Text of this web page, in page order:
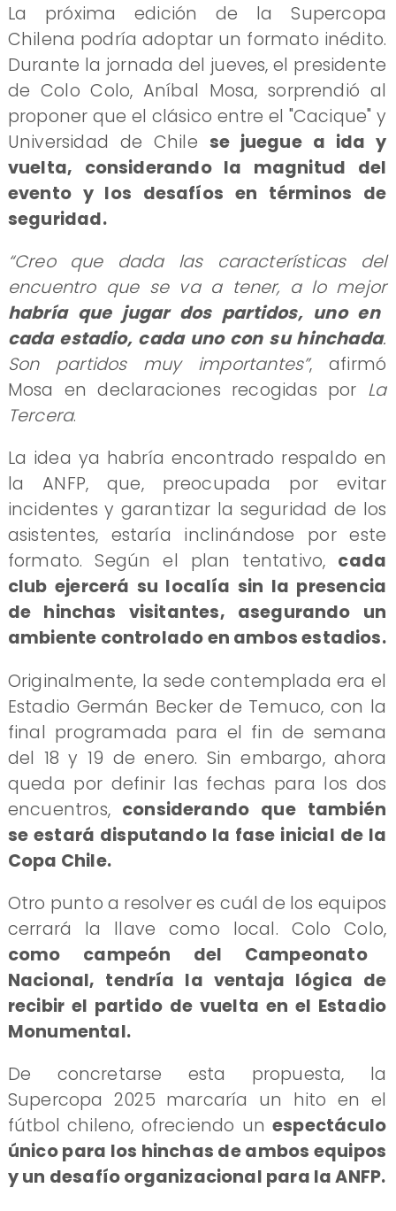
La próxima edición de la Supercopa
Chilena podría adoptar un formato inédito.
Durante la jornada del jueves, el presidente
de Colo Colo, Aníbal Mosa, sorprendió al
proponer que el clásico entre el "Cacique" y
Universidad de Chile se juegue a ida y
vuelta, considerando la magnitud del
evento y los desafíos en términos de
seguridad.
“Creo que dada las características del
encuentro que se va a tener, a lo mejor
habría que jugar dos partidos, uno en
cada estadio, cada uno con su hinchada.
Son partidos muy importantes”, afirmó
Mosa en declaraciones recogidas por La
Tercera.
La idea ya habría encontrado respaldo en
la ANFP, que, preocupada por evitar
incidentes y garantizar la seguridad de los
asistentes, estaría inclinándose por este
formato. Según el plan tentativo, cada
club ejercerá su localía sin la presencia
de hinchas visitantes, asegurando un
ambiente controlado en ambos estadios.
Originalmente, la sede contemplada era el
Estadio Germán Becker de Temuco, con la
final programada para el fin de semana
del 18 y 19 de enero. Sin embargo, ahora
queda por definir las fechas para los dos
encuentros,considerando que también
se estará disputando la fase inicial de la
Copa Chile.
Otro punto a resolver es cuál de los equipos
cerrará la llave como local. Colo Colo,
como campeón del Campeonato
Nacional, tendría la ventaja lógica de
recibir el partido de vuelta en el Estadio
Monumental.
De concretarse esta propuesta, la
Supercopa 2025 marcaría un hito en el
fútbol chileno, ofreciendo unespectáculo
único para los hinchas de ambos equipos
y un desafío organizacional para la ANFP.